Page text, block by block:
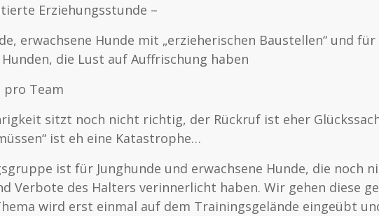
Erziehungsstunde –
erwachsene Hunde mit „erzieherischen Baustellen“ und
die Lust auf Auffrischung haben
pro Team
sitzt noch nicht richtig, der Rückruf ist eher
ist eh eine Katastrophe…
ist für Junghunde und erwachsene Hunde, die noch
Verbote des Halters verinnerlicht haben. Wir gehen diese
wird erst einmal auf dem Trainingsgelände eingeübt